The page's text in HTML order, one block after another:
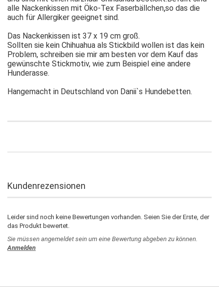
alle Nackenkissen mit Öko-Tex Faserbällchen,so das die
auch für Allergiker geeignet sind.
Das Nackenkissen ist 37 x 19 cm groß.
Sollten sie kein Chihuahua als Stickbild wollen ist das kein
Problem, schreiben sie mir am besten vor dem Kauf das
gewünschte Stickmotiv, wie zum Beispiel eine andere
Hunderasse.
Hangemacht in Deutschland von Danii`s Hundebetten.
Kundenrezensionen
Leider sind noch keine Bewertungen vorhanden. Seien Sie der Erste, der
das Produkt bewertet.
Sie müssen angemeldet sein um eine Bewertung abgeben zu können.
Anmelden